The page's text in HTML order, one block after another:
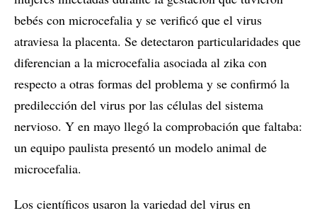
bebés con microcefalia y se verificó que el virus
atraviesa la placenta. Se detectaron particularidades que
diferencian a la microcefalia asociada al zika con
respecto a otras formas del problema y se confirmó la
predilección del virus por las células del sistema
nervioso. Y en mayo llegó la comprobación que faltaba:
un equipo paulista presentó un modelo animal de
microcefalia.
Los científicos usaron la variedad del virus en